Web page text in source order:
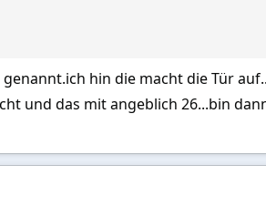
hin die macht die Tür
und das mit angeblich 26...bin